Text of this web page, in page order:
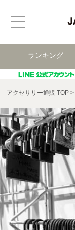
ランキング
アクセサリー通販 TOP